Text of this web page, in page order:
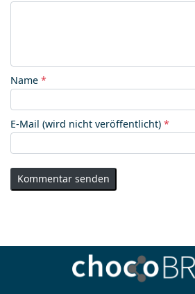
Name *
E-Mail (wird nicht veröffentlicht) *
Kommentar senden